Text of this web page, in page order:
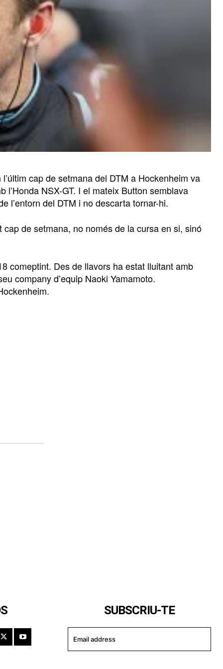
cap de setmana del DTM a Hockenheim va
NSX-GT. I el mateix Button semblava
l’entorn del DTM i no descarta tornar-hi.
de setmana, no només de la cursa en si, sinó
comeptint. Des de llavors ha estat lluitant amb
company d’equip Naoki Yamamoto.
SUBSCRIU-TE